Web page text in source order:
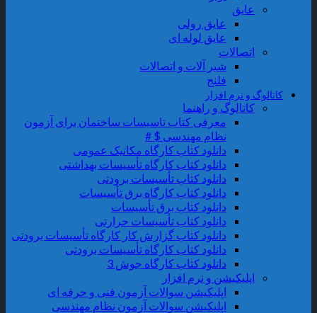
عایق رولی
عایق لوله ای
اتصالات
شیر آلات و اتصالات
و نرم افزار
کاتالوگ و راهنما
معرفی کتاب تاسیسات ساختمان برای آزمون
نظام مهندسی $ #
دانلود کتاب کارگاه مکانیک عمومی
دانلود کتاب کارگاه تأسیسات بهداشتی
دانلود کتاب تأسیسات برودتی
دانلود کتاب کارگاه برق تأسیسات
دانلود کتاب برق تأسیسات
دانلود کتاب تأسیسات حرارتی
دانلود کتاب گزارش کار کارگاه تأسیسات برودتی
دانلود کتاب کارگاه تأسیسات برودتی
دانلود کتاب کارگاه جوش 3
اپلیکیشن و نرم افزار
اپلیکیشن سوالات آزمون فنی و حرفه ای
اپلیکیشن سوالات آزمون نظام مهندسی